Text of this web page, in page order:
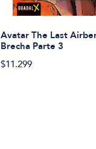
Avatar The Last
Brecha Parte 3
$11.299